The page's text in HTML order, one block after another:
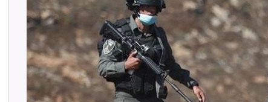
شارك وفد من لجنة دعم الصحفيين في
جلسة اعتماد الاستعراض الدوي الشامل